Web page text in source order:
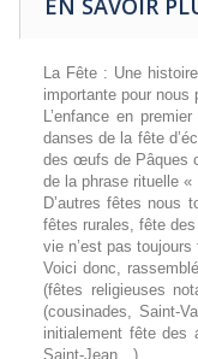
EN SAVOIR
La Fête : Une
importante pour
L’enfance en
danses de la fête
des œufs de Pâques
de la phrase rituelle
D’autres fêtes nous
fêtes rurales, fête
vie n’est pas toujours
Voici donc,
(fêtes religieuses
(cousinades, Saint-
initialement fête des
Saint-Jean…).